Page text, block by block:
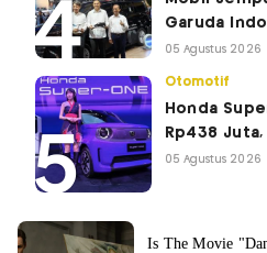
Garuda
05 Agustus 2026
Otomotif
Honda
Rp438
05 Agustus 2026